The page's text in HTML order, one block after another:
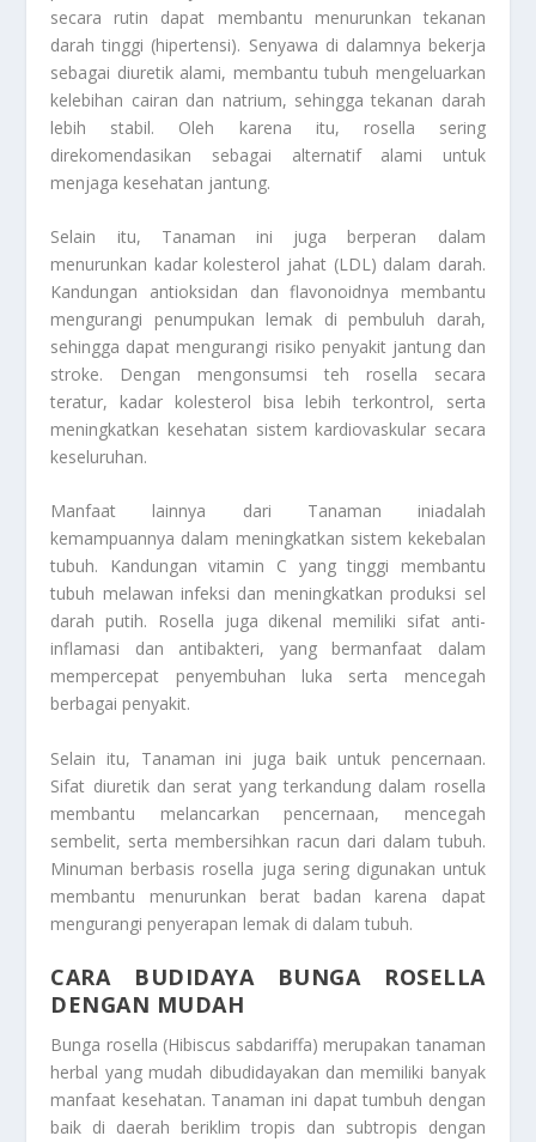
secara rutin dapat membantu menurunkan tekanan
darah tinggi (hipertensi). Senyawa di dalamnya bekerja
sebagai diuretik alami, membantu tubuh mengeluarkan
kelebihan cairan dan natrium, sehingga tekanan darah
lebih stabil. Oleh karena itu, rosella sering
direkomendasikan sebagai alternatif alami untuk
menjaga kesehatan jantung.
Selain itu, Tanaman ini juga berperan dalam
menurunkan kadar kolesterol jahat (LDL) dalam darah.
Kandungan antioksidan dan flavonoidnya membantu
mengurangi penumpukan lemak di pembuluh darah,
sehingga dapat mengurangi risiko penyakit jantung dan
stroke. Dengan mengonsumsi teh rosella secara
teratur, kadar kolesterol bisa lebih terkontrol, serta
meningkatkan kesehatan sistem kardiovaskular secara
keseluruhan.
Manfaat lainnya dari Tanaman iniadalah
kemampuannya dalam meningkatkan sistem kekebalan
tubuh. Kandungan vitamin C yang tinggi membantu
tubuh melawan infeksi dan meningkatkan produksi sel
darah putih. Rosella juga dikenal memiliki sifat anti-
inflamasi dan antibakteri, yang bermanfaat dalam
mempercepat penyembuhan luka serta mencegah
berbagai penyakit.
Selain itu, Tanaman ini juga baik untuk pencernaan.
Sifat diuretik dan serat yang terkandung dalam rosella
membantu melancarkan pencernaan, mencegah
sembelit, serta membersihkan racun dari dalam tubuh.
Minuman berbasis rosella juga sering digunakan untuk
membantu menurunkan berat badan karena dapat
mengurangi penyerapan lemak di dalam tubuh.
CARA BUDIDAYA BUNGA ROSELLA
DENGAN MUDAH
Bunga rosella (Hibiscus sabdariffa) merupakan tanaman
herbal yang mudah dibudidayakan dan memiliki banyak
manfaat kesehatan. Tanaman ini dapat tumbuh dengan
baik di daerah beriklim tropis dan subtropis dengan